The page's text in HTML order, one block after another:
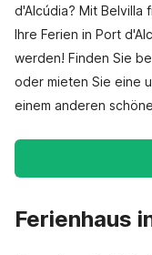
d'Alcúdia? Mit Belvilla
Ihre Ferien in Port
werden! Finden Sie
oder mieten Sie eine
einem anderen
Ferienhaus